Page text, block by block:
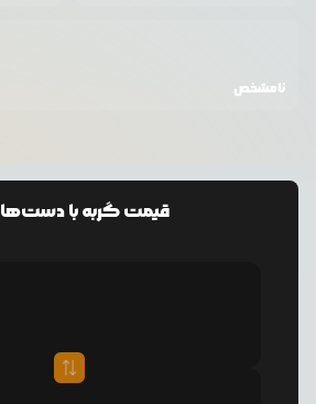
نامشخص
قیمتگربه با دست‌ها